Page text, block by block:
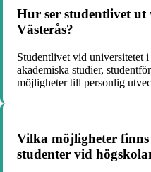
Hur ser studentlivet ut
Västerås?
Studentlivet vid universitetet
akademiska studier,
möjligheter till personlig
Vilka möjligheter
studenter vid